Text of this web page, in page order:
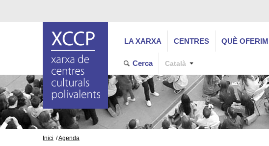
LA XARXA CENTRES QUÈ OFERIM
Cerca Català
Inici Agenda